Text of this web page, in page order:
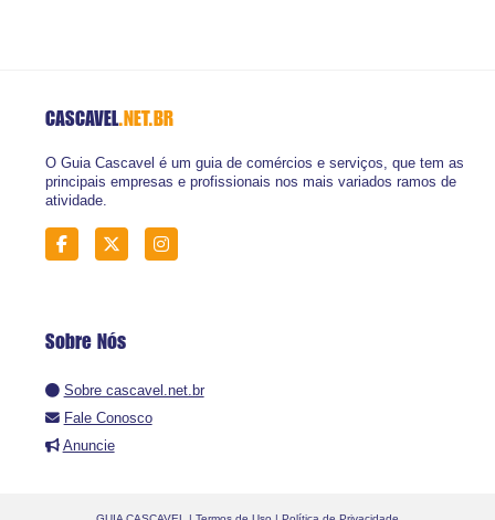
CASCAVEL.NET.BR
O Guia Cascavel é um guia de comércios e serviços, que tem as
principais empresas e profissionais nos mais variados ramos de
atividade.
Sobre Nós
Sobre cascavel.net.br
Fale Conosco
Anuncie